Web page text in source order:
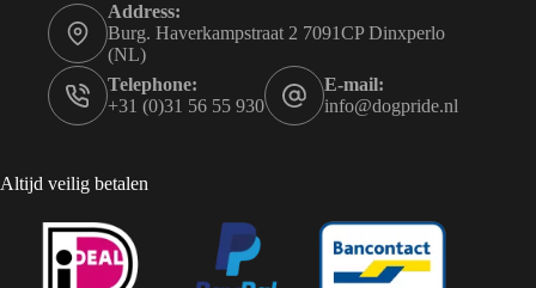
Address:
Burg. Haverkampstraat 2 7091CP Dinxperlo
(NL)
Telephone:
+31 (0)31 56 55 930
E-mail:
info@dogpride.nl
Altijd veilig betalen